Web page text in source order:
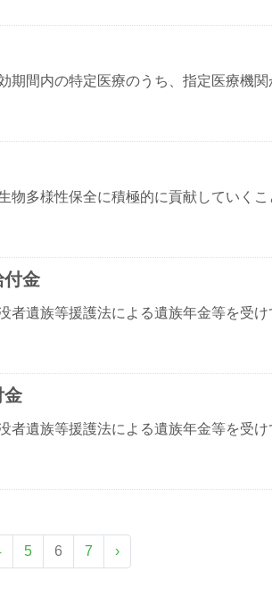
期間内の特定医療のうち、指定医療機関
物多様性保全に積極的に貢献していくこ
付金
者遺族等援護法による遺族年金等を受け
金
者遺族等援護法による遺族年金等を受け
5 6 7 ›